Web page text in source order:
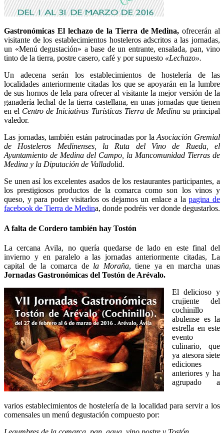
Gastronómicas El lechazo de la Tierra de Medina,ofrecerán al
visitante de los establecimientos hosteleros adscritos a las jornadas,
un «Menú degustación» a base de un entrante, ensalada, pan, vino
tinto de la tierra, postre casero, café y por supuesto «Lechazo».
Un adecena serán los establecimientos de hostelería de las
localidades anteriormente citadas los que se apoyarán en la lumbre
de sus hornos de lela para ofrecer al visitante la mejor versión de la
ganadería lechal de la tierra castellana, en unas jornadas que tienen
en el Centro de Iniciativas Turísticas Tierra de Medinasu principal
valedor.
Las jornadas, también están patrocinadas por laAsociación Gremial
de Hosteleros Medinenses, la Ruta del Vino de Rueda, el
Ayuntamiento de Medina del Campo, la Mancomunidad Tierras de
Medina y la Diputación de Valladolid.
Se unen así los excelentes asados de los restaurantes participantes, a
los prestigiosos productos de la comarca como son los vinos y
queso, y para poder visitarlos os dejamos un enlace a lapagina de
facebook de Tierra de Medina, donde podréis ver donde degustarlos.
A falta de Cordero también hay Tostón
La cercana Avila, no quería quedarse de lado en este final del
invierno y en paralelo a las jornadas anteriormente citadas, La
capital de la comarca de la Moraña, tiene ya en marcha unas
Jornadas Gastronómicas del Tostón de Arévalo.
El delicioso y
crujiente del
cochinillo
abulense es la
estrella en este
evento
culinario, que
ya atesora siete
ediciones
anteriores y ha
agrupado a
varios establecimientos de hostelería de la localidad para servir a los
comensales un menú degustación compuesto por: